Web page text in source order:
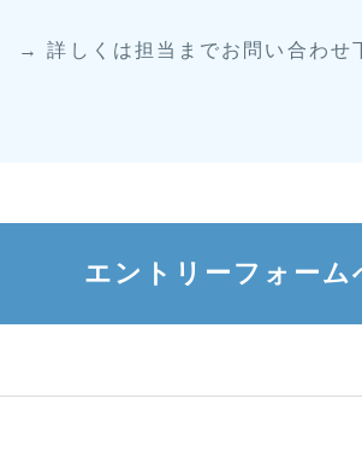
→ 詳しくは担当までお問い合わせ
エントリーフォーム